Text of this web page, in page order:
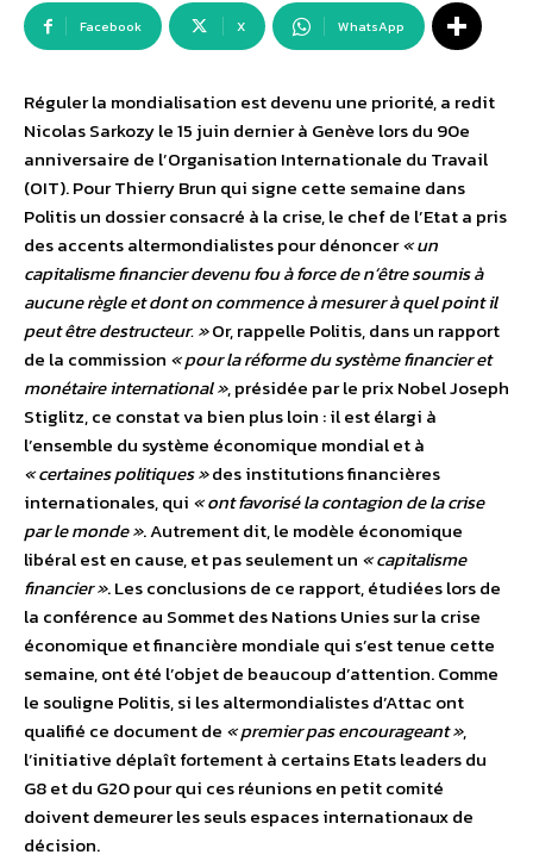
Facebook X WhatsApp
Réguler la mondialisation est devenu une priorité, a redit
Nicolas Sarkozy le 15 juin dernier à Genève lors du 90e
anniversaire de l’Organisation Internationale du Travail
(OIT). Pour Thierry Brun qui signe cette semaine dans
Politis un dossier consacré à la crise, le chef de l’Etat a pris
des accents altermondialistes pour dénoncer« un
capitalisme financier devenu fou à force de n’être soumis à
aucune règle et dont on commence à mesurer à quel point il
peut être destructeur. »Or, rappelle Politis, dans un rapport
de la commission « pour la réforme du système financier et
monétaire international », présidée par le prix Nobel Joseph
Stiglitz, ce constat va bien plus loin : il est élargi à
l’ensemble du système économique mondial et à
« certaines politiques »des institutions financières
internationales, qui « ont favorisé la contagion de la crise
par le monde ». Autrement dit, le modèle économique
libéral est en cause, et pas seulement un « capitalisme
financier ». Les conclusions de ce rapport, étudiées lors de
la conférence au Sommet des Nations Unies sur la crise
économique et financière mondiale qui s’est tenue cette
semaine, ont été l’objet de beaucoup d’attention. Comme
le souligne Politis, si les altermondialistes d’Attac ont
qualifié ce document de « premier pas encourageant »,
l’initiative déplaît fortement à certains Etats leaders du
G8 et du G20 pour qui ces réunions en petit comité
doivent demeurer les seuls espaces internationaux de
décision.